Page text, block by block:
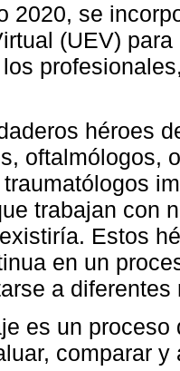
2020, se
(UEV)
héroes
oftalmólogos,
trabajan con
Estos
en un
a diferentes
es un
comparar